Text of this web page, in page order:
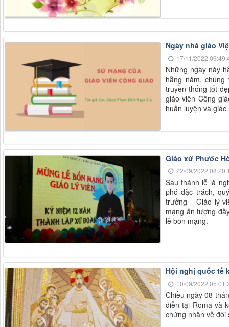
Ngày nhà giáo
17/11/2022
Những ngày này
hằng năm,
truyền thống tốt
giáo viên Công
huấn luyện và
Giáo xứ Phước
22/09/2022
Sau thánh lễ là
phó đặc trách,
trưởng – Giáo lý
mạng ấn tượng
lễ bổn mạng.
Hội nghị quốc tế
10/09/2022
Chiều ngày 08
diễn tại Roma và
chứng nhân về đời